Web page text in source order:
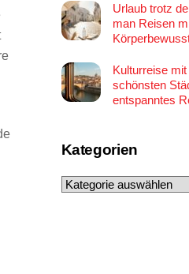
Urlaub trotz
man Reisen
Kulturreise
schönsten
entspanntes
Kategorien
Kategorien